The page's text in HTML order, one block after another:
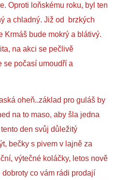
Oproti loňskému roku, byl ten
a chladný. Již od brzkých
Krmáš bude mokrý a blátivý.
na akci se pečlivě
se počasí umoudří a
oheň..základ pro guláš by
na to maso, aby šla jedna
den svůj důležitý
bečky s pivem v lajně za
výtečné koláčky, letos nově
co vám rádi prodají